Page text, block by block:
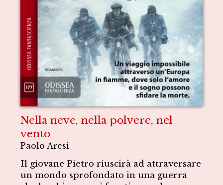
Nella neve, nella polvere, nel
vento
Paolo Aresi
Il giovane Pietro riuscirà ad attraversare
un mondo sprofondato in una guerra